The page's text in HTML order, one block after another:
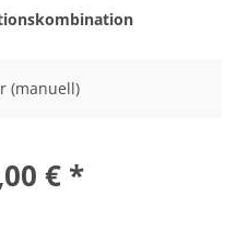
(manuell)
€ *